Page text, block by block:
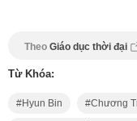
Theo Giáo dục thời đại
Từ Khóa:
Hyun Bin Chương